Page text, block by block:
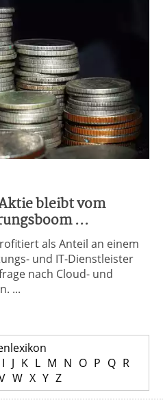
bleibt vom
...
als Anteil an einem
und IT-Dienstleister
nach Cloud- und
...
I J K L M N O P Q R
W X Y Z